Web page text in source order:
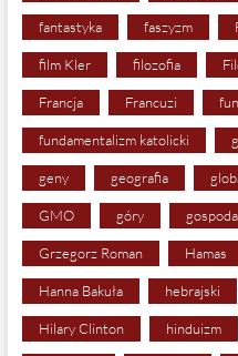
fantastyka faszyzm
film Kler filozofia
Francja Francuzi
fundamentalizm katolicki
geny geografia
GMO góry
Grzegorz Roman Hamas
Hanna Bakuła hebrajski
Hilary Clinton hinduizm